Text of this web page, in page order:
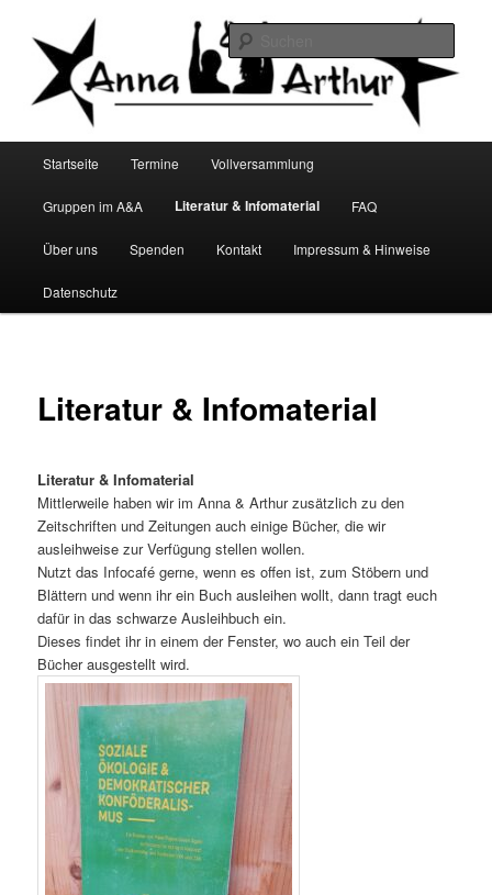
primären
springenAnna&Arthur
Startseite Termine Vollversammlung
Gruppen im A&A Literatur & Infomaterial FAQ
Über uns Spenden Kontakt Impressum & Hinweise
Datenschutz
Literatur & Infomaterial
Literatur & Infomaterial
Mittlerweile haben wir im Anna & Arthur zusätzlich zu den
Zeitschriften und Zeitungen auch einige Bücher, die wir
ausleihweise zur Verfügung stellen wollen.
Nutzt das Infocafé gerne, wenn es offen ist, zum Stöbern und
Blättern und wenn ihr ein Buch ausleihen wollt, dann tragt euch
dafür in das schwarze Ausleihbuch ein.
Dieses findet ihr in einem der Fenster, wo auch ein Teil der
Bücher ausgestellt wird.